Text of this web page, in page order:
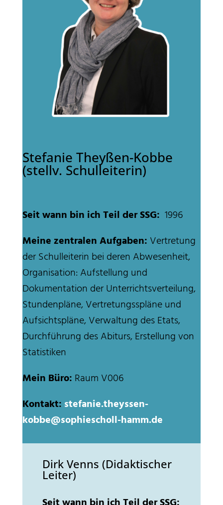
Stefanie Theyßen-Kobbe
(stellv. Schulleiterin)
Seit wann bin ich Teil der SSG: 1996
Meine zentralen Aufgaben: Vertretung
der Schulleiterin bei deren Abwesenheit,
Organisation: Aufstellung und
Dokumentation der Unterrichtsverteilung,
Stundenpläne, Vertretungsspläne und
Aufsichtspläne, Verwaltung des Etats,
Durchführung des Abiturs, Erstellung von
Statistiken
Mein Büro: Raum V006
Kontakt: stefanie.theyssen-
kobbe@sophiescholl-hamm.de
Dirk Venns (Didaktischer
Leiter)